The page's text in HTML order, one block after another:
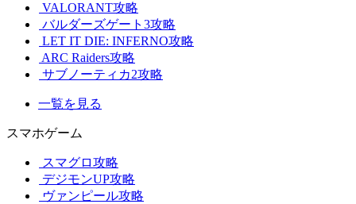
VALORANT攻略
バルダーズゲート3攻略
LET IT DIE: INFERNO攻略
ARC Raiders攻略
サブノーティカ2攻略
一覧を見る
スマホゲーム
スマグロ攻略
デジモンUP攻略
ヴァンピール攻略